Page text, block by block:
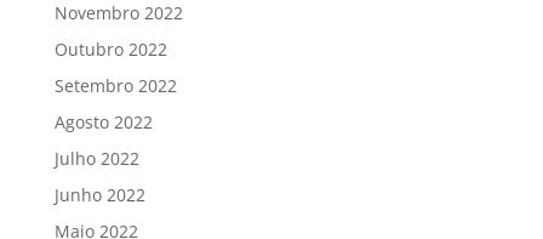
Novembro 2022
Outubro 2022
Setembro 2022
Agosto 2022
Julho 2022
Junho 2022
Maio 2022